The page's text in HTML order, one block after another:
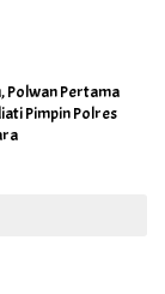
Polwan Pertama
Pimpin Polres